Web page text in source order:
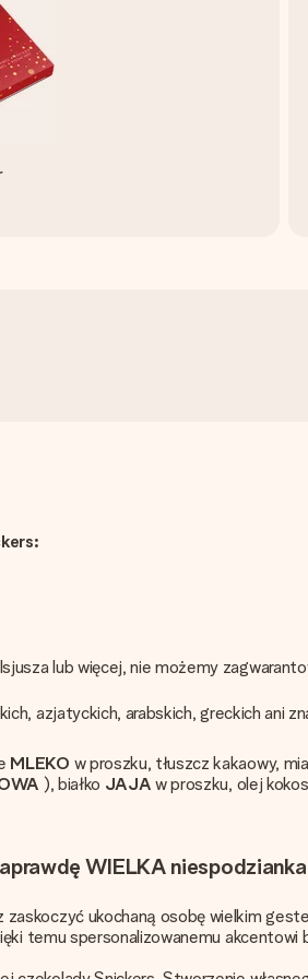
lub więcej, nie możemy
azjatyckich, arabskich, greckich ani
MLEKO w proszku, tłuszcz kakaowy,
), białko JAJA w proszku, olej
WIELKA niespodzianka
ukochaną osobę wielkim
temu spersonalizowanemu